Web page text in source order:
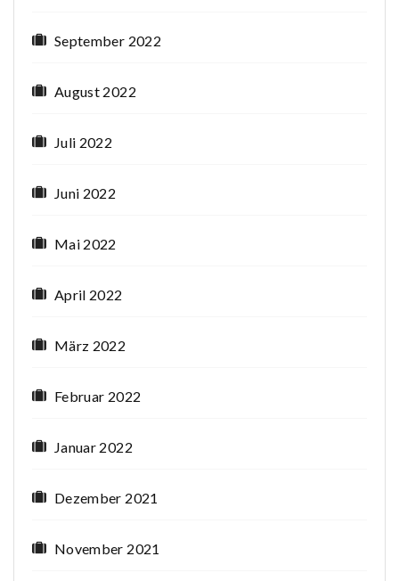
September 2022
August 2022
Juli 2022
Juni 2022
Mai 2022
April 2022
März 2022
Februar 2022
Januar 2022
Dezember 2021
November 2021